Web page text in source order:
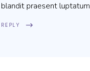
blandit praesent
REPLY